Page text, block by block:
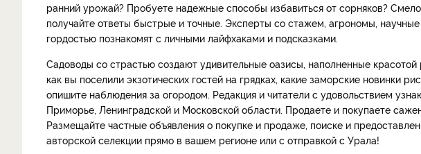
ранний урожай? Пробуете надежные способы избавиться от сорняков?
получайте ответы быстрые и точные. Эксперты со стажем, агрономы,
гордостью познакомят с личными лайфхаками и подсказками.
Садоводы со страстью создают удивительные оазисы, наполненные
как вы поселили экзотических гостей на грядках, какие заморские новинки
опишите наблюдения за огородом. Редакция и читатели с удовольствием
Приморье, Ленинградской и Московской области. Продаете и покупаете
Размещайте частные объявления о покупке и продаже, поиске и
авторской селекции прямо в вашем регионе или с отправкой с Урала!